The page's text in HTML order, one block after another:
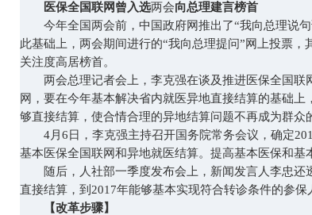
医保全国联网曾入选两会向总理建言榜首
今年全国两会前，中国政府网推出了“我向总理说句
此基础上，两会期间进行的“我向总理提问”网上投票
关注度高居榜首。
两会总理记者会上，李克强在谈及推进医保全国联
网，要在今年基本解决省内就医异地直接结算的基础
够直接结算，使合情合理的异地结算问题不再成为群众
4月6日，李克强主持召开国务院常务会议，确定
基本医保全国联网和异地就医结算。提高基本医保和基
随后，人社部一季度发布会上，新闻发言人李忠还
直接结算，到2017年能够基本实现符合转诊条件的参保
【改革步骤】